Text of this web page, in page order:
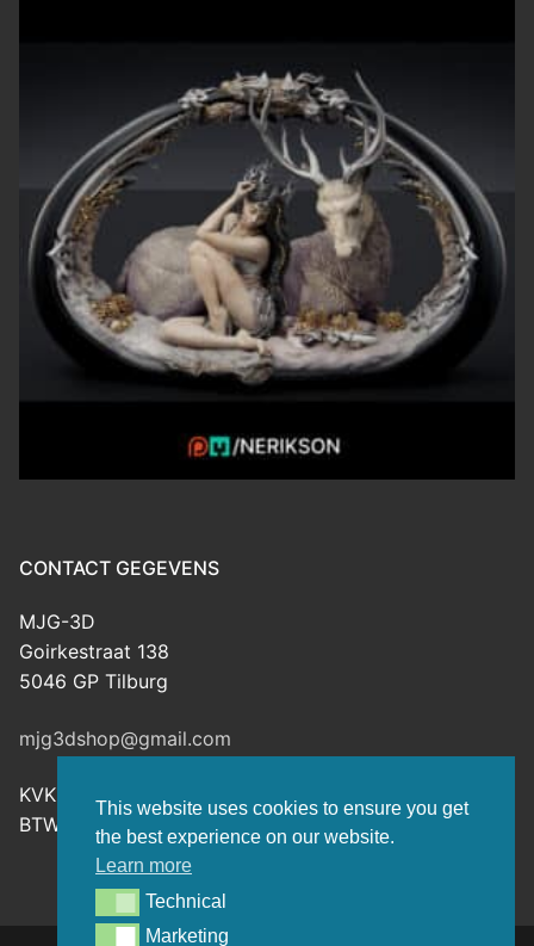
This website uses cookies to ensure you get
the best experience on our website.
Learn more
TechnicalTechnical
MarketingMarketing
CONTACT GEGEVENS
MJG-3D
Goirkestraat 138
5046 GP Tilburg
mjg3dshop@gmail.com
KVK: 80143601
BTW-nr: NL003398508B26